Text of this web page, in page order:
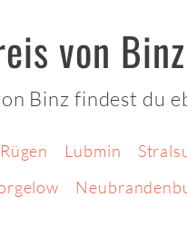
von Binz
Binz findest du
Lubmin